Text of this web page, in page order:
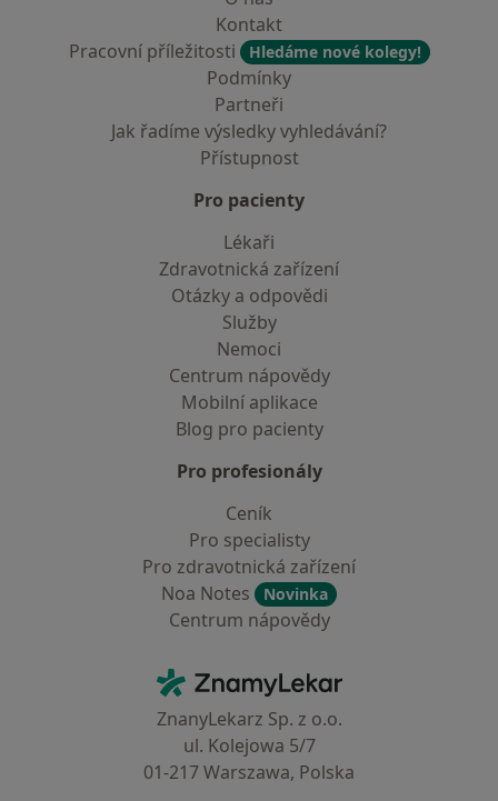
Kontakt
Pracovní příležitosti
Hledáme nové kolegy!
Podmínky
Partneři
Jak řadíme výsledky vyhledávání?
Přístupnost
Pro pacienty
Lékaři
Zdravotnická zařízení
Otázky a odpovědi
Služby
Nemoci
Centrum nápovědy
Mobilní aplikace
Blog pro pacienty
Pro profesionály
Ceník
Pro specialisty
Pro zdravotnická zařízení
Noa Notes
Novinka
Centrum nápovědy
ZnamyLekar - Hlavní stránka
ZnanyLekarz Sp. z o.o.
ul. Kolejowa 5/7
01-217 Warszawa, Polska